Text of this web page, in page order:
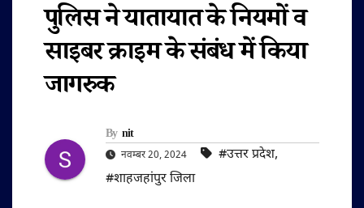
पुलिस ने यातायात के नियमों व
साइबर क्राइम के संबंध में किया
जागरुक
By nit
नवम्बर 20, 2024 #उत्तर प्रदेश,
#शाहजहांपुर जिला